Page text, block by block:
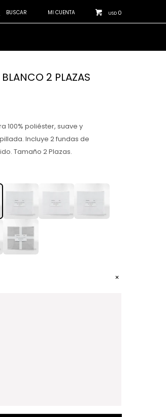
USD 0
BLANCO 2 PLAZAS
100% poliéster, suave y
Incluye 2 fundas de
Tamaño 2 Plazas.